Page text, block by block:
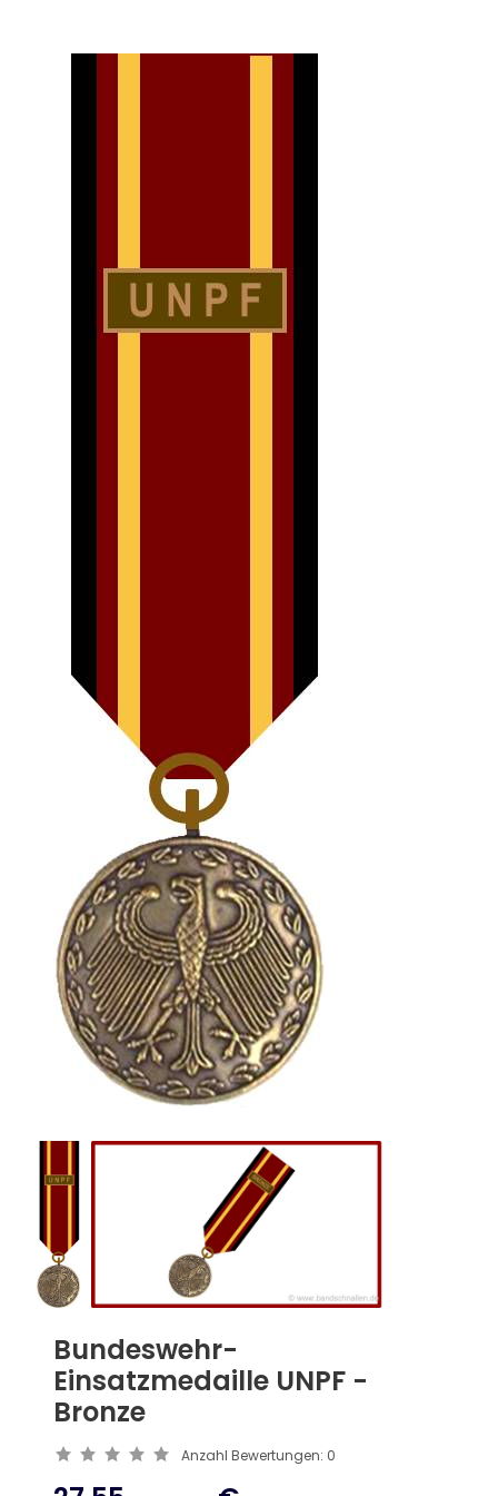
Bundeswehr-
Einsatzmedaille UNPF -
Bronze
Anzahl Bewertungen: 0